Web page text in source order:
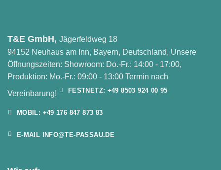
T&E GmbH, Jägerfeldweg 18
94152 Neuhaus am Inn, Bayern, Deutschland, Unsere
Öffnungszeiten: Showroom: Do.-Fr.: 14:00 - 17:00,
Produktion: Mo.-Fr.: 09:00 - 13:00 Termin nach
Vereinbarung!
FESTNETZ: +49 8503 924 00 95
MOBIL: +49 176 847 873 83
E-MAIL INFO@TE-PASSAU.DE